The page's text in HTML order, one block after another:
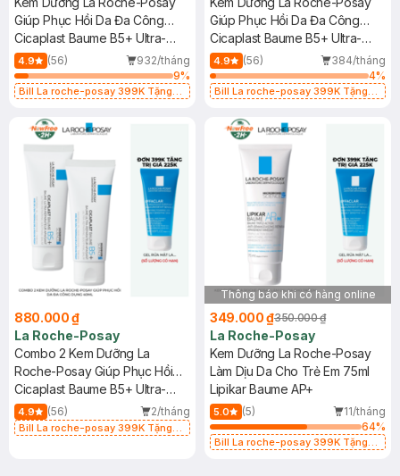
Giúp Phục Hồi Da Đa Công
Dụng 40ml
Cicaplast Baume B5+ Ultra-
Repairing Soothing Balm
4.9 (56)
932/tháng
9%
Bill La roche-posay 399K Tặng
(SL có hạn)
Giúp Phục Hồi Da Đa Công
Dụng 100ml
Cicaplast Baume B5+ Ultra-
Repairing Soothing Balm
4.9 (56)
384/tháng
4%
Bill La roche-posay 399K Tặng
(SL có hạn)
880.000 ₫
La Roche-Posay
Combo 2 Kem Dưỡng La
Roche-Posay Giúp Phục Hồi
Da Đa Công Dụng 40ml
Cicaplast Baume B5+ Ultra-
Repairing Soothing Balm
4.9 (56) 2/tháng
Bill La roche-posay 399K Tặng
Thông báo khi có hàng online
349.000 ₫350.000 ₫
La Roche-Posay
Kem Dưỡng La Roche-Posay
Làm Dịu Da Cho Trẻ Em 75ml
Lipikar Baume AP+
5.0 (5)
11/tháng
64%
Bill La roche-posay 399K Tặng